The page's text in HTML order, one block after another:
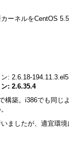
ーネルをCentOS
: 2.6.18-194.11.3.el5
: 2.6.35.4
構築。i386でも同じ
ましたが、適宜環